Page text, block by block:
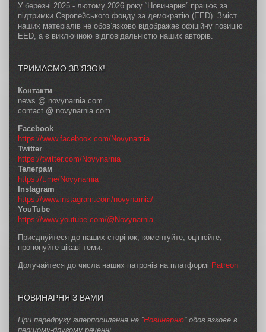
У березні 2025 - лютому 2026 року “Новинарня” працює за
підтримки Європейського фонду за демократію (EED). Зміст
наших матеріалів не обов’язково відображає офіційну позицію
EED, а є виключною відповідальністю наших авторів.
ТРИМАЄМО ЗВ’ЯЗОК!
Контакти
news @ novynarnia.com
contact @ novynarnia.com
Facebook
https://www.facebook.com/Novynarnia
Twitter
https://twitter.com/Novynarnia
Телеграм
https://t.me/Novynarnia
Instagram
https://www.instagram.com/novynarnia/
YouTube
https://www.youtube.com/@Novynarnia
Приєднуйтеся до наших сторінок, коментуйте, оцінюйте,
пропонуйте цікаві теми.
Долучайтеся до числа наших патронів на платформі Patreon
НОВИНАРНЯ З ВАМИ
При передруку гіперпосилання на “Новинарню” обов’язкове в
першому-другому реченні